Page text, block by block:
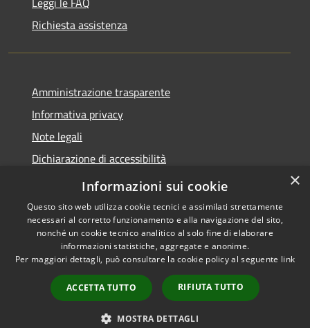
Richiesta assistenza
Amministrazione trasparente
Informativa privacy
Note legali
Dichiarazione di accessibilità
Obiettivi di accessibilità
Accessibilità
Copyright © 2026 • Comune di
Mogoro • Powered by
Municipium•
Accesso
redazione
×
Informazioni sui cookie
Questo sito web utilizza cookie tecnici e assimilati strettamente
necessari al corretto funzionamento e alla navigazione del sito,
nonché un cookie tecnico analitico al solo fine di elaborare
informazioni statistiche, aggregate e anonime.
Per maggiori dettagli, può consultare la cookie policy al seguente link
ACCETTA TUTTO RIFIUTA TUTTO
MOSTRA DETTAGLI